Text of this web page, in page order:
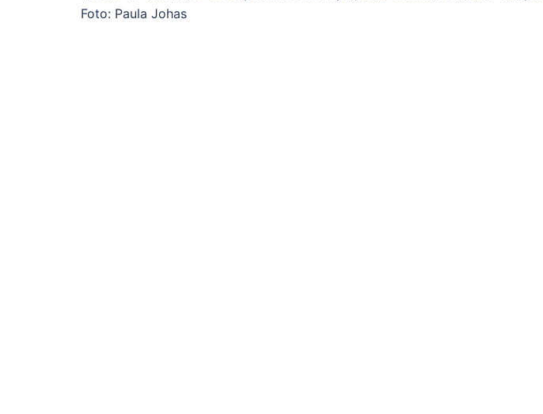
Foto: Paula Johas